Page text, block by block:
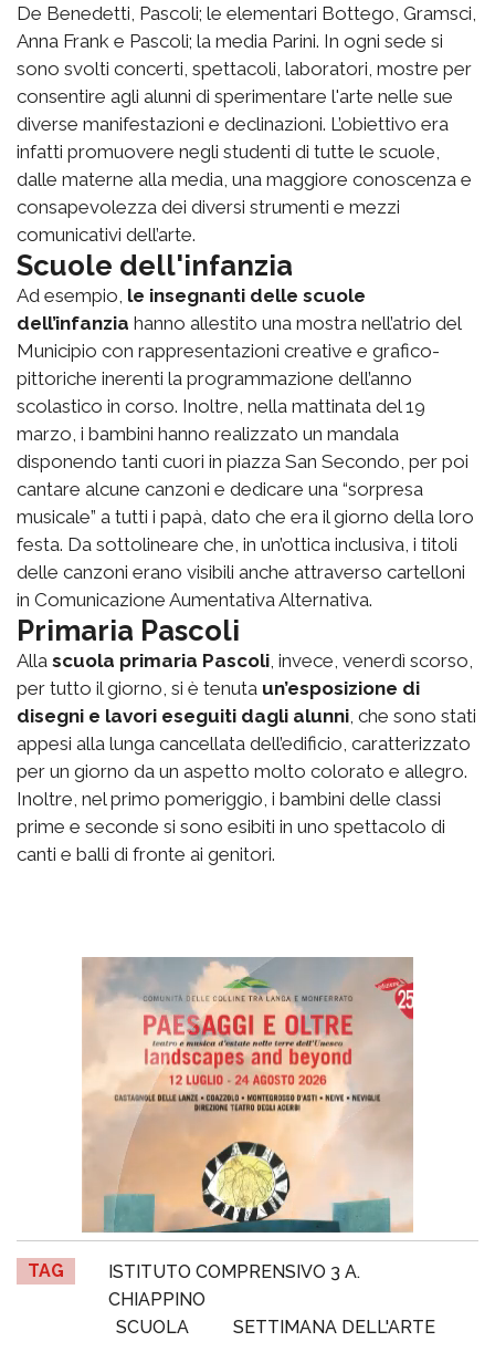
De Benedetti, Pascoli; le elementari Bottego, Gramsci,
Anna Frank e Pascoli; la media Parini. In ogni sede si
sono svolti concerti, spettacoli, laboratori, mostre per
consentire agli alunni di sperimentare l'arte nelle sue
diverse manifestazioni e declinazioni. L’obiettivo era
infatti promuovere negli studenti di tutte le scuole,
dalle materne alla media, una maggiore conoscenza e
consapevolezza dei diversi strumenti e mezzi
comunicativi dell’arte.
Scuole dell'infanzia
Ad esempio, le insegnanti delle scuole
dell’infanzia hanno allestito una mostra nell’atrio del
Municipio con rappresentazioni creative e grafico-
pittoriche inerenti la programmazione dell’anno
scolastico in corso. Inoltre, nella mattinata del 19
marzo, i bambini hanno realizzato un mandala
disponendo tanti cuori in piazza San Secondo, per poi
cantare alcune canzoni e dedicare una “sorpresa
musicale” a tutti i papà, dato che era il giorno della loro
festa. Da sottolineare che, in un’ottica inclusiva, i titoli
delle canzoni erano visibili anche attraverso cartelloni
in Comunicazione Aumentativa Alternativa.
Primaria Pascoli
Alla scuola primaria Pascoli , invece, venerdì scorso,
per tutto il giorno, si è tenuta un’esposizione di
disegni e lavori eseguiti dagli alunni , che sono stati
appesi alla lunga cancellata dell’edificio, caratterizzato
per un giorno da un aspetto molto colorato e allegro.
Inoltre, nel primo pomeriggio, i bambini delle classi
prime e seconde si sono esibiti in uno spettacolo di
canti e balli di fronte ai genitori.
TAG
ISTITUTO COMPRENSIVO 3 A.
CHIAPPINO
SCUOLA
SETTIMANA DELL'ARTE